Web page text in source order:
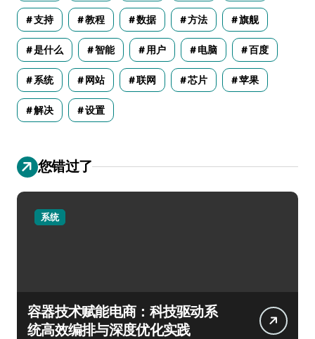
支持 教程 数据 方法 旗舰
是什么 智能 用户 电脑 百度
系统 网站 联网 芯片 苹果
解决 设置
您错过了
系统
容器技术赋能电商：科技驱动系
统高效编排与深度优化实践